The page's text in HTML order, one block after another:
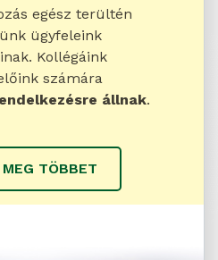
egész terültén
ügyfeleink
Kollégáink
számára
állnak.
TÖBBET